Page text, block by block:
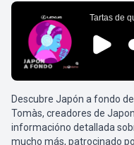
Descubre Japón a fondo
Tomàs, creadores de
informacióno detallada
mucho más, patrocinado